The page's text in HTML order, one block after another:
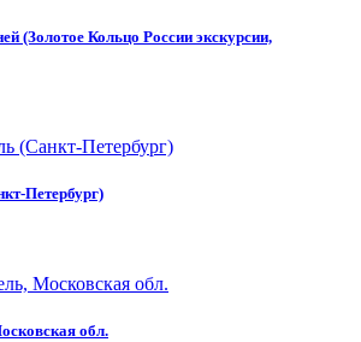
(Золотое Кольцо России экскурсии,
Петербург)
обл.